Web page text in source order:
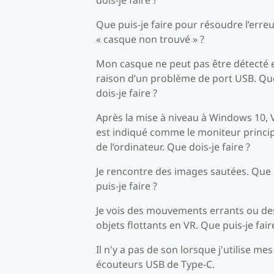
Que puis-je faire pour résoudre
« casque non trouvé » ?
Mon casque ne peut pas être détecté
raison d’un problème de port USB.
dois-je faire ?
Après la mise à niveau à Windows 10,
est indiqué comme le moniteur
de l’ordinateur. Que dois-je faire ?
Je rencontre des images sautées. Que
puis-je faire ?
Je vois des mouvements errants ou
objets flottants en VR. Que puis-je
Il n'y a pas de son lorsque j'utilise mes
écouteurs USB de Type-C.